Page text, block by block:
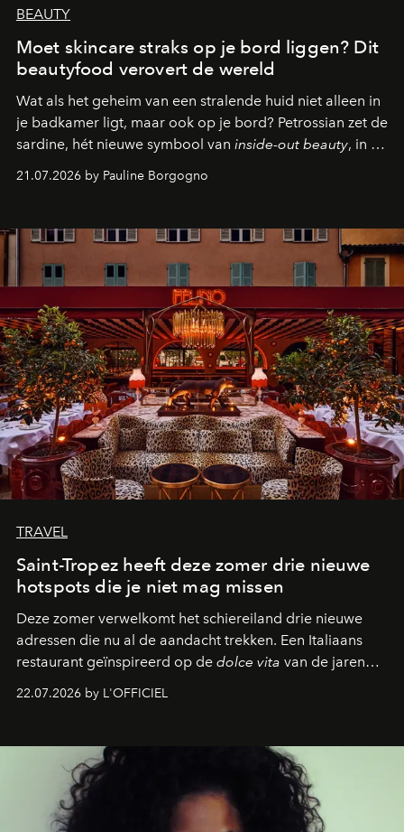
BEAUTY
Moet skincare straks op je bord liggen? Dit
beautyfood verovert de wereld
Wat als het geheim van een stralende huid niet alleen in
je badkamer ligt, maar ook op je bord? Petrossian zet de
sardine, hét nieuwe symbool van inside-out beauty, in de
kijker met twee gastronomische creaties.
21.07.2026 by Pauline Borgogno
TRAVEL
Saint-Tropez heeft deze zomer drie nieuwe
hotspots die je niet mag missen
Deze zomer verwelkomt het schiereiland drie nieuwe
adressen die nu al de aandacht trekken. Een Italiaans
restaurant geïnspireerd op de dolce vita van de jaren
zestig, een Japanse hotspot die na zonsondergang
verandert in een bruisende ontmoetingsplek en de
neerstrijkt in Saint-Tropez. Dit zijn de nieuwe adressen
die deze zomer de toon zetten, van lange lunches tot
zwoele nachten.
22.07.2026 by L'OFFICIEL